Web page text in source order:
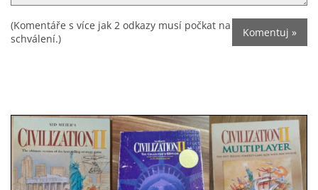
(Komentáře s více jak 2 odkazy musí počkat na
schválení.)